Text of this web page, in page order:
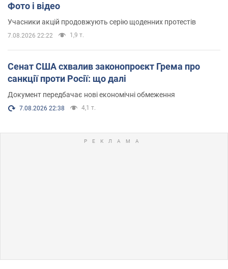
Фото і відео
Учасники акцій продовжують серію щоденних протестів
7.08.2026 22:22 1,9 т.
Сенат США схвалив законопроєкт Грема про
санкції проти Росії: що далі
Документ передбачає нові економічні обмеження
7.08.2026 22:38 4,1 т.